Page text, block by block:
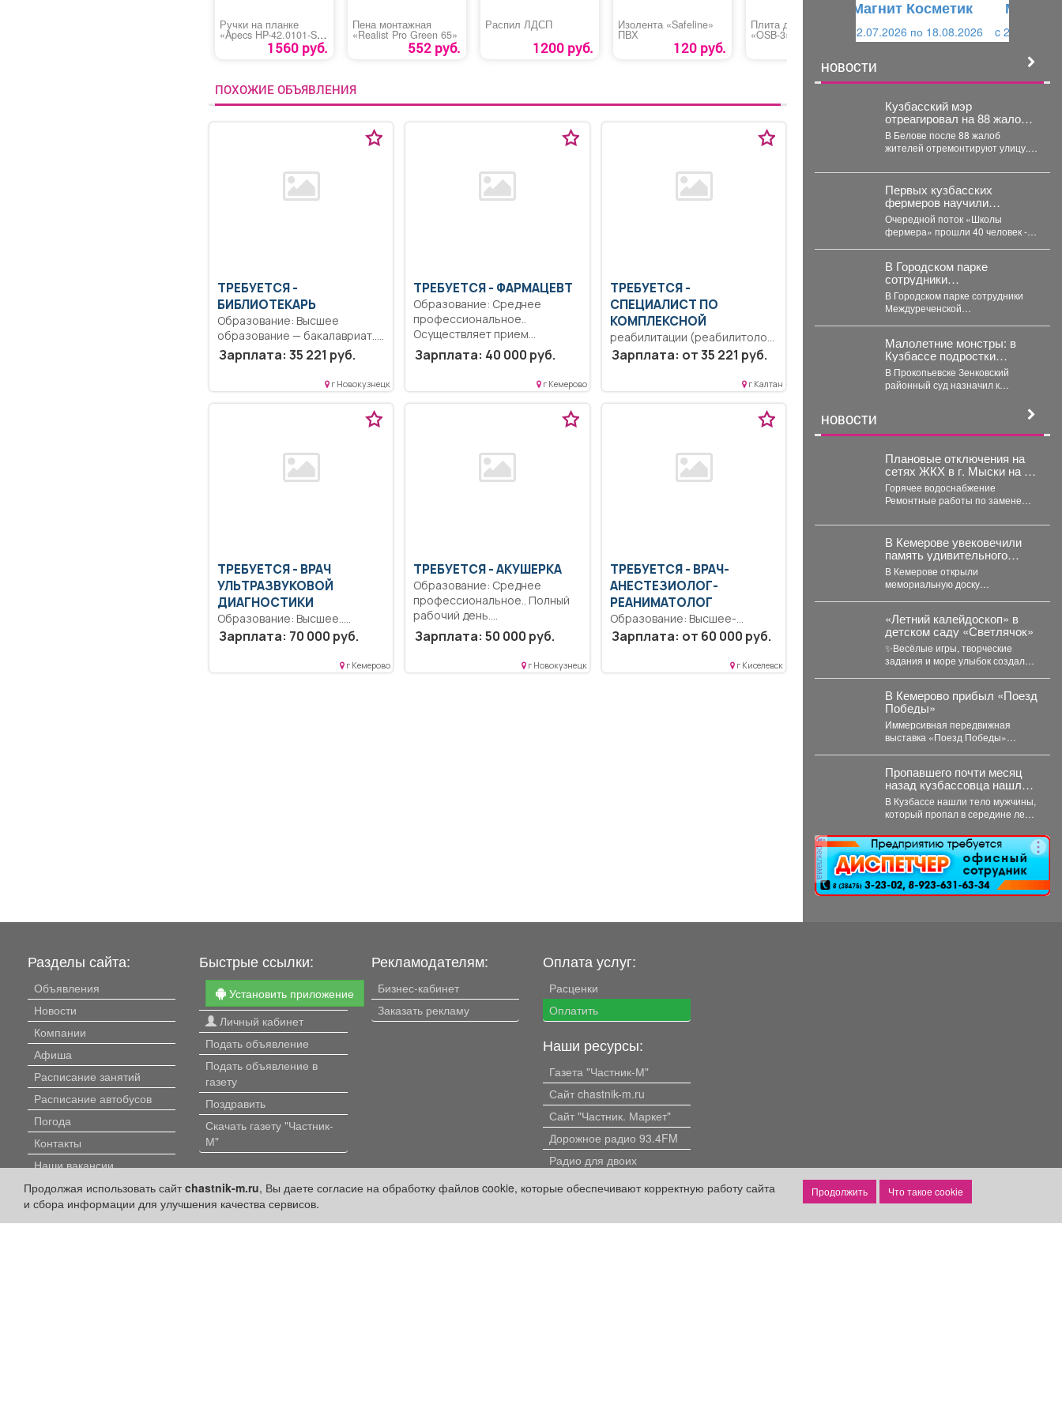
Ручки на планке
«Apecs HP-42.0101-S-
C-G-L»(Р-001GL)1560 руб.
Пена монтажная
«Realist Pro Green 65»
552 руб.
Распил ЛДСП
1200 руб.
Изолента «Safeline»
ПВХ
120 руб.
Плита древесная
«OSB-3»
68 руб.
ПОХОЖИЕ ОБЪЯВЛЕНИЯ
ТРЕБУЕТСЯ -
БИБЛИОТЕКАРЬ
Образование: Высшее
образование — бакалавриат..
Согласно должностной
инструкции.. Полный...
Зарплата: 35 221 руб.
г Новокузнецк
ТРЕБУЕТСЯ - ФАРМАЦЕВТ
Образование: Среднее
профессиональное..
Осуществляет прием
рецептов и требований с...
Зарплата: 40 000 руб.
г Кемерово
ТРЕБУЕТСЯ -
СПЕЦИАЛИСТ ПО
КОМПЛЕКСНОЙ
реабилитации (реабилитолог)
Образование: Среднее
профессиональное
образование.. Реабилитация и
абилитация детей-
Зарплата: от 35 221 руб.
г Калтан
ТРЕБУЕТСЯ - ВРАЧ
УЛЬТРАЗВУКОВОЙ
ДИАГНОСТИКИ
Образование: Высшее..
Полный рабочий день..
Зарплата: 70 000 руб.
г Кемерово
ТРЕБУЕТСЯ - АКУШЕРКА
Образование: Среднее
профессиональное.. Полный
рабочий день.
Единовременная денежная
выплата молодым...
Зарплата: 50 000 руб.
г Новокузнецк
ТРЕБУЕТСЯ - ВРАЧ-
АНЕСТЕЗИОЛОГ-
РЕАНИМАТОЛОГ
Образование: Высшее-
специалитет, магистратура.
Ответственность.
Дисциплинированность..
Выполнение должностных
Зарплата: от 60 000 руб.
г Киселевск
Магнит Косметик
c 29.07.2026 по 25.08.2026
НОВОСТИ
Кузбасский мэр
отреагировал на 88 жалоб
жителей: что изменится
В Белове после 88 жалоб
жителей отремонтируют улицу. В
улицу Железнодорожную....
Первых кузбасских
фермеров научили
пользоваться агродронами.
Очередной поток «Школы
фермера» прошли 40 человек -
и...
В Городском парке
сотрудники
Междуреченской
Госавтоинспекции
развернули интерактивные
профилактические
площадки
В Городском парке сотрудники
Междуреченской
профилактические площадки по
популяризации Правил
дорожного движения...
Малолетние монстры: в
Кузбассе подростки
избили, запихали в
багажник, и похитили 10-
летнего ребенка
В Прокопьевске Зенковский
районный суд назначил к
похищении 10-летнего ребёнка.
НОВОСТИ
Плановые отключения на
сетях ЖКХ в г. Мыски на 05
августа 2026 г.
Горячее водоснабжение
Ремонтные работы по замене
сторону т.37 ул....
В Кемерове увековечили
память удивительного
испанца
В Кемерове открыли
мемориальную доску
Александру Барредо – испанцу,
который стал...
«Летний калейдоскоп» в
детском саду «Светлячок»
✨Весёлые игры, творческие
задания и море улыбок создали
принял...
В Кемерово прибыл «Поезд
Победы»
Иммерсивная передвижная
выставка «Поезд Победы»
Торжественное...
Пропавшего почти месяц
назад кузбассовца нашли
мёртвым
В Кузбассе нашли тело мужчины,
который пропал в середине лета.
ориентировку на...
реклама
Продолжая использовать сайтchastnik-m.ru, Вы даете согласие на обработку файлов cookie, которые обеспечивают корректную работу сайта
и сбора информации для улучшения качества сервисов.
Что такое cookie
Разделы сайта:
Объявления
Новости
Компании
Афиша
Расписание занятий
Расписание автобусов
Погода
Контакты
Наши вакансии
Быстрые ссылки:
Установить приложение
Личный кабинет
Подать объявление
Подать объявление в
газету
Поздравить
Скачать газету "Частник-
М"
Рекламодателям:
Бизнес-кабинет
Заказать рекламу
Оплата услуг:
Расценки
Оплатить
Наши ресурсы:
Газета "Частник-М"
Сайт chastnik-m.ru
Сайт "Частник. Маркет"
Дорожное радио 93.4FM
Радио для двоих
Европа плюс 103.3FM